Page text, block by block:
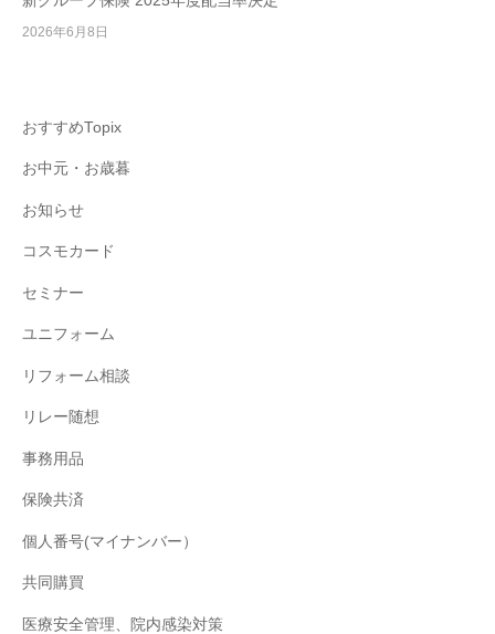
2026年6月8日
おすすめTopix
お中元・お歳暮
お知らせ
コスモカード
セミナー
ユニフォーム
リフォーム相談
リレー随想
事務用品
保険共済
個人番号(マイナンバー）
共同購買
医療安全管理、院内感染対策